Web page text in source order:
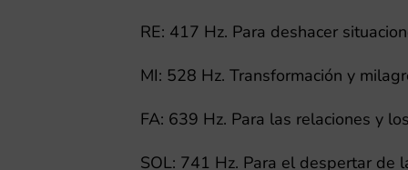
RE: 417 Hz. Para deshacer
MI: 528 Hz. Transformación y
FA: 639 Hz. Para las relaciones y
SOL: 741 Hz. Para el despertar de